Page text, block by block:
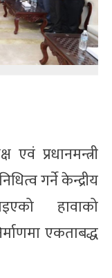
प्रधानमन्त्री
गर्ने केन्द्रीय
हावाको
एकताबद्ध